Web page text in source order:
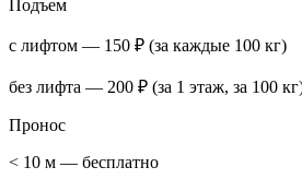
Подъем
с лифтом — 150 ₽ (за каждые 100 кг)
без лифта — 200 ₽ (за 1 этаж, за 100
Пронос
< 10 м — бесплатно